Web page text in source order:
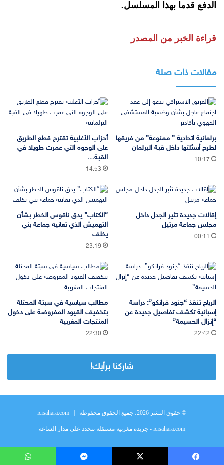
الدفع قدما بهذا المسلسل.
قراءة الخبر من المصدر
مقالات ذات صلة
برلمانية اتحادية ” ممنوعة” من فريقها
لطرح أسئلتها داخل قبة البرلمان
10:17
أحزاب الأغلبية تقترح قطع الطريق
على الوجوه التي عمرت طويلا في
القبة…
14:53
إقالات جديدة تثير الجدل داخل
مجلس جماعة مرتيل
00:11
“الكتاب” يدق ناقوس الخطر بشأن
التهميش الذي تعانيه جماعة بني
يخلف
23:19
الرياح تنقذ “جنود فرانكو”: دراسة
إسبانية تكشف تفاصيل جديدة عن
“إنزال الحسيمة”
22:42
مطالب سياسية في سبتة المحتلة
بتخفيف القيود المفروضة على دخول
المنتجات المغربية
22:30
شاركنا برأيك!
© حقوق النشر 2026، جميع الحقوق محفوظة | icisahara.com
icisahara.com - جريدة مغربية مستقلة تتجدد على مدار الساعة